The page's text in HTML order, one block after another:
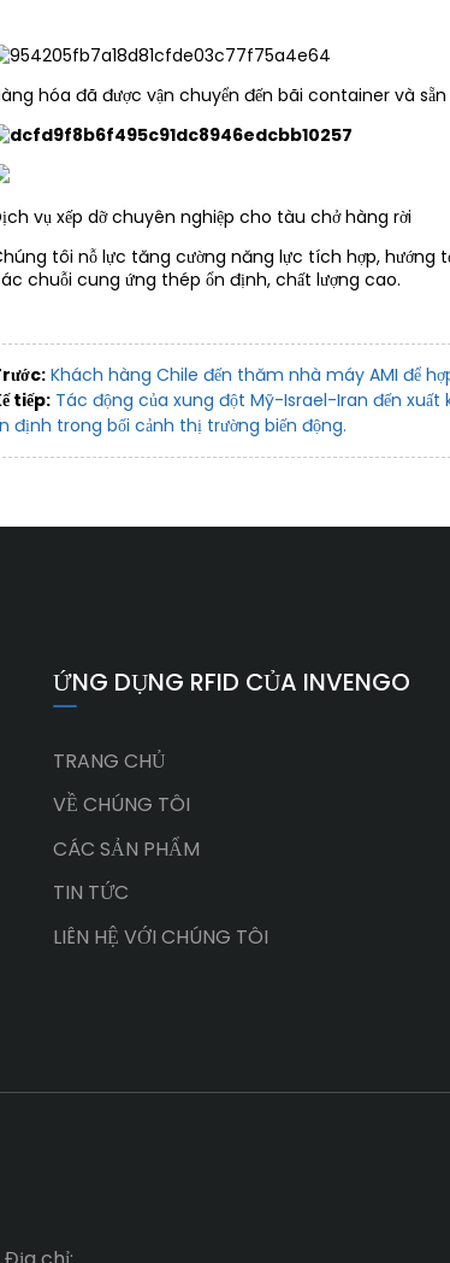
hóa đã được vận chuyển đến bãi container và sẵn
vụ xếp dỡ chuyên nghiệp cho tàu chở hàng rời
tôi nỗ lực tăng cường năng lực tích hợp,
chuỗi cung ứng thép ổn định, chất lượng cao.
Khách hàng Chile đến thăm nhà máy AMI để
tiếp: Tác động của xung đột Mỹ-Israel-Iran đến
định trong bối cảnh thị trường biến động.
ỨNG DỤNG RFID CỦA INVENGO
TRANG CHỦ
VỀ CHÚNG TÔI
CÁC SẢN PHẨM
TIN TỨC
LIÊN HỆ VỚI CHÚNG TÔI